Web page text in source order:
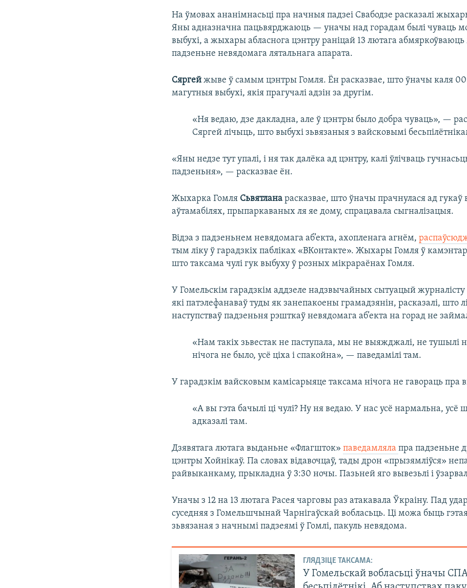
На ўмовах ананімнасьці пра начныя падзеі Свабодзе расказалі
Яны адназначна пацьвярджаюць — уначы над горадам былі чуваць
выбухі, а жыхары абласнога цэнтру раніцай 13 лютага
падзеньне невядомага лятальнага апарата.
Сяргейжыве ў самым цэнтры Гомля. Ён расказвае, што ўначы каля
магутныя выбухі, якія прагучалі адзін за другім.
«Ня ведаю, дзе дакладна, але ў цэнтры было добра чуваць», —
Сяргей лічыць, што выбухі зьвязаныя з вайсковымі
«Яны недзе тут упалі, і ня так далёка ад цэнтру, калі ўлічваць
падзеньня», — расказвае ён.
Жыхарка Гомля Сьвятланарасказвае, што ўначы прачнулася ад гукаў
аўтамабілях, прыпаркаваных ля яе дому, спрацавала сыгналізацыя.
Відэа з падзеньнем невядомага аб’екта, ахопленага агнём,
тым ліку ў гарадзкіх пабліках «ВКонтакте». Жыхары Гомля ў
што таксама чулі гук выбуху ў розных мікрараёнах Гомля.
У Гомельскім гарадзкім аддзеле надзвычайных сытуацый
які патэлефанаваў туды як занепакоены грамадзянін, расказалі, што
наступстваў падзеньня рэшткаў невядомага аб’екта на горад не
«Нам такіх зьвестак не паступала, мы не выяжджалі, не тушылі
нічога не было, усё ціха і спакойна», — паведамілі там.
У гарадзкім вайсковым камісарыяце таксама нічога не гавораць пра
«А вы гэта бачылі ці чулі? Ну ня ведаю. У нас усё нармальна, усё
адказалі там.
Дзявятага лютага выданьне «Флагшток»паведамлялапра падзеньне
цэнтры Хойнікаў. Па словах відавочцаў, тады дрон «прызямліўся»
райвыканкаму, прыкладна ў 3:30 ночы. Пазьней яго вывезьлі і
Уначы з 12 на 13 лютага Расея чарговы раз атакавала Ўкраіну. Пад удар
суседняя з Гомельшчынай Чарнігаўскай вобласьць. Ці можа быць
зьвязаная з начнымі падзеямі ў Гомлі, пакуль невядома.
ГЛЯДЗІЦЕ ТАКСАМА:
У Гомельскай вобласьці ўначы СПА